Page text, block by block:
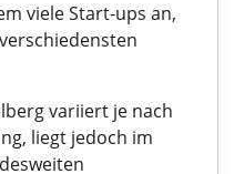
viele Start-ups an,
variiert je nach
liegt jedoch im